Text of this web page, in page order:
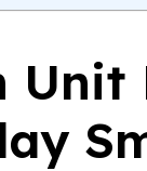
Unit